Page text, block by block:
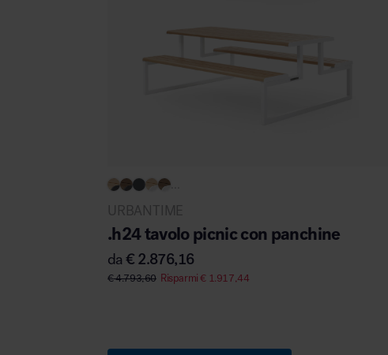
URBANTIME
.h24 tavolo picnic con panchine
da€ 2.876,16
€4.793,60 Risparmi€ 1.917,44